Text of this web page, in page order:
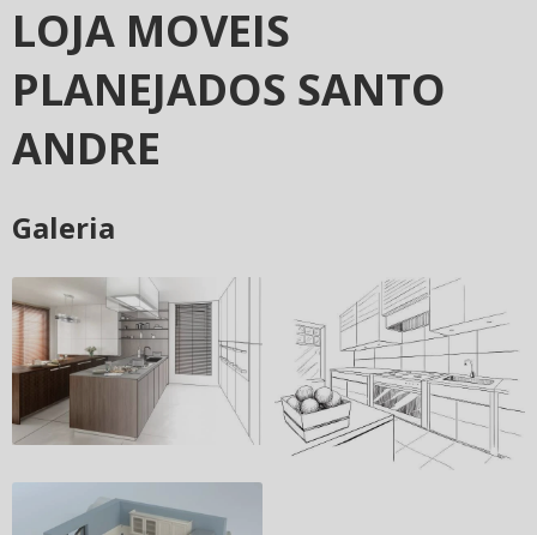
LOJA MOVEIS
PLANEJADOS SANTO
ANDRE
Galeria